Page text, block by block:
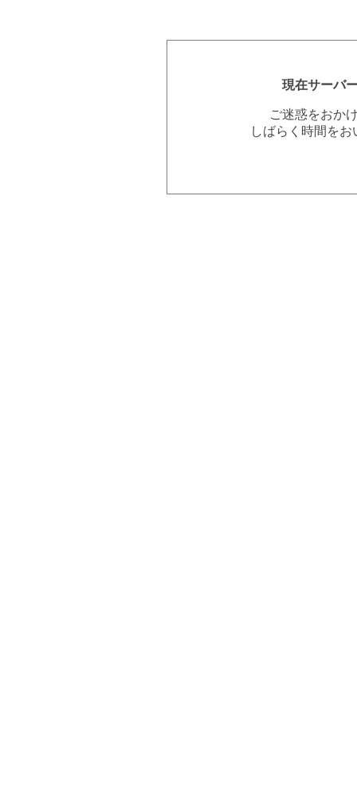
現在サーバ
ご迷惑をおか
しばらく時間を